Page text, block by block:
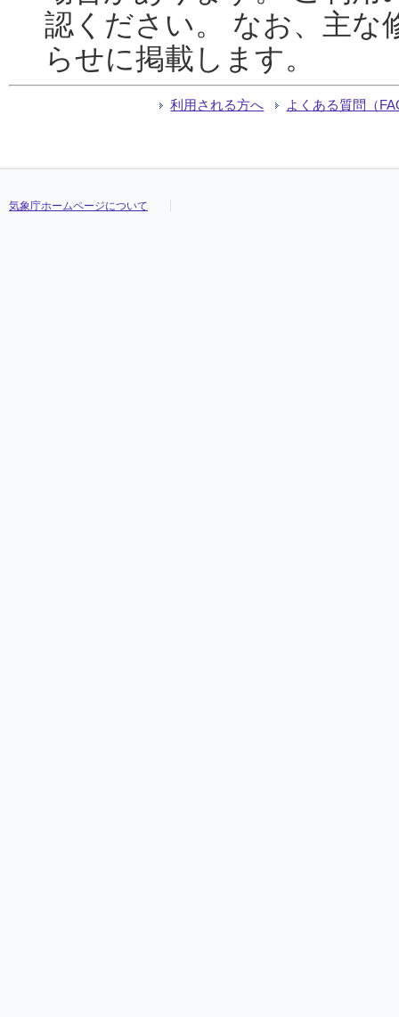
認ください。 なお、主な
らせに掲載します。
利用される方へ よくある質問（
気象庁ホームページについて